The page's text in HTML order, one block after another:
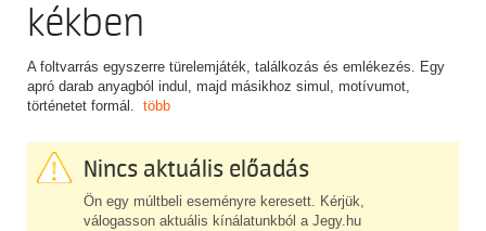
kékben
A foltvarrás egyszerre türelemjáték, találkozás és emlékezés. Egy
apró darab anyagból indul, majd másikhoz simul, motívumot,
történetet formál. több
Nincs aktuális előadás
Ön egy múltbeli eseményre keresett. Kérjük,
válogasson aktuális kínálatunkból a Jegy.hu